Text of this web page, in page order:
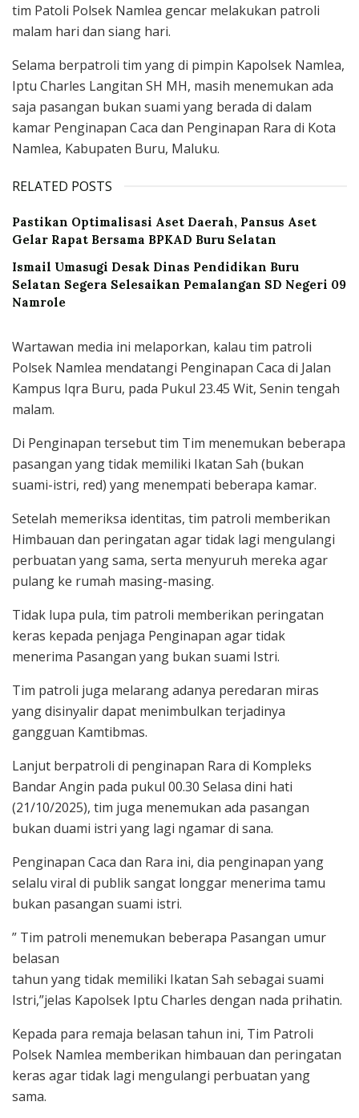
tim Patoli Polsek Namlea gencar melakukan patroli
malam hari dan siang hari.
Selama berpatroli tim yang di pimpin Kapolsek Namlea,
Iptu Charles Langitan SH MH, masih menemukan ada
saja pasangan bukan suami yang berada di dalam
kamar Penginapan Caca dan Penginapan Rara di Kota
Namlea, Kabupaten Buru, Maluku.
RELATED POSTS
Pastikan Optimalisasi Aset Daerah, Pansus Aset
Gelar Rapat Bersama BPKAD Buru Selatan
Ismail Umasugi Desak Dinas Pendidikan Buru
Selatan Segera Selesaikan Pemalangan SD Negeri 09
Namrole
Wartawan media ini melaporkan, kalau tim patroli
Polsek Namlea mendatangi Penginapan Caca di Jalan
Kampus Iqra Buru, pada Pukul 23.45 Wit, Senin tengah
malam.
Di Penginapan tersebut tim Tim menemukan beberapa
pasangan yang tidak memiliki Ikatan Sah (bukan
suami-istri, red) yang menempati beberapa kamar.
Setelah memeriksa identitas, tim patroli memberikan
Himbauan dan peringatan agar tidak lagi mengulangi
perbuatan yang sama, serta menyuruh mereka agar
pulang ke rumah masing-masing.
Tidak lupa pula, tim patroli memberikan peringatan
keras kepada penjaga Penginapan agar tidak
menerima Pasangan yang bukan suami Istri.
Tim patroli juga melarang adanya peredaran miras
yang disinyalir dapat menimbulkan terjadinya
gangguan Kamtibmas.
Lanjut berpatroli di penginapan Rara di Kompleks
Bandar Angin pada pukul 00.30 Selasa dini hati
(21/10/2025), tim juga menemukan ada pasangan
bukan duami istri yang lagi ngamar di sana.
Penginapan Caca dan Rara ini, dia penginapan yang
selalu viral di publik sangat longgar menerima tamu
bukan pasangan suami istri.
” Tim patroli menemukan beberapa Pasangan umur
belasan
tahun yang tidak memiliki Ikatan Sah sebagai suami
Istri,”jelas Kapolsek Iptu Charles dengan nada prihatin.
Kepada para remaja belasan tahun ini, Tim Patroli
Polsek Namlea memberikan himbauan dan peringatan
keras agar tidak lagi mengulangi perbuatan yang
sama.